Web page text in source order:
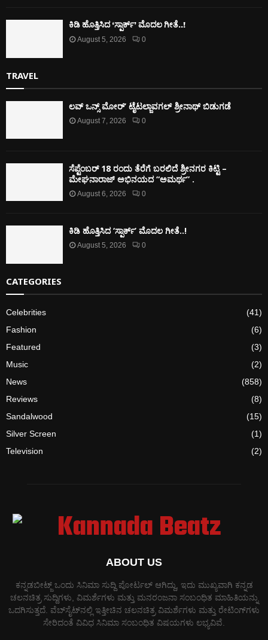
ಕಿಡಿ‌‌ ಹೊತ್ತಿಸಿದ ‘ಸ್ಪಾರ್ಕ್’ ಮೊದಲ‌ ಗೀತೆ..!
August 5, 2026 0
TRAVEL
ಲವ್ ಒನ್ಸ್ ಮೋರ್’ ಟೈಟಲ್ಜಾವಗಲ್ ಶ್ರೀನಾಥ್ ಬಿಡುಗಡೆ
August 7, 2026 0
ಸೆಪ್ಟೆಂಬರ್ 18 ರಂದು ತೆರೆಗೆ ಬರಲಿದೆ ಶ್ರೀನಗರ ಕಿಟ್ಟಿ –
ಮೇಘನಾರಾಜ್ ಅಭಿನಯದ “ಅಮರ್ಥ” .
August 6, 2026 0
ಕಿಡಿ‌‌ ಹೊತ್ತಿಸಿದ ‘ಸ್ಪಾರ್ಕ್’ ಮೊದಲ‌ ಗೀತೆ..!
August 5, 2026 0
CATEGORIES
Celebrities
(41)
Fashion
(6)
Featured
(3)
Music
(2)
News
(858)
Reviews
(8)
Sandalwood
(15)
Silver Screen
(1)
Television
(2)
ABOUT US
ಕನ್ನಡಬೀಟ್ಜ್ ಒಂದು ಸಿನಿಮಾ ಸುದ್ದಿ ಪೋರ್ಟಲ್ ಆಗಿದ್ದು, ಇದು ಮುಖ್ಯವಾಗಿ ಕನ್ನಡ
ಚಲನಚಿತ್ರ ಸುದ್ದಿಗಳು, ವಿಮರ್ಶೆಗಳು ಮತ್ತು ಮನರಂಜನಾ ಸಂಬಂಧಿತ ಮಾಹಿತಿಯನ್ನು
ಒದಗಿಸುತ್ತದೆ. ವೆಬ್‌ಸೈಟ್‌ನಲ್ಲಿ ಇತ್ತೀಚಿನ ಚಲನಚಿತ್ರ ವಿಮರ್ಶೆಗಳು ಮತ್ತು ರೇಟಿಂಗ್‌ಗಳು
ಸೇರಿದಂತೆ ವಿವಿಧ ಸಿನಿಮಾ ಸಂಬಂಧಿತ ವಿಷಯಗಳು ಲಭ್ಯವಿವೆ.